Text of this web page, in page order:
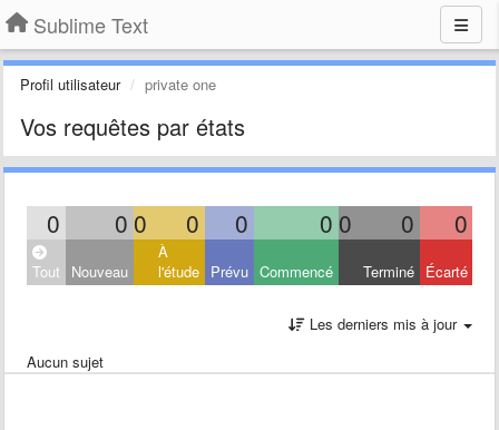
Sublime Text
Profil utilisateur private one
Vos requêtes par états
0 0 0 0 0 0 0 0 0
Tout Nouveau
À
l'étude Prévu Commencé Terminé Écarté
Les derniers mis à jour
Aucun sujet